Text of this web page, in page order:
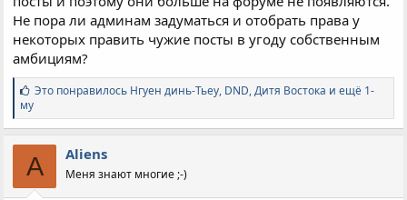
Не пора ли админам задуматься и отобрать права у
некоторых править чужие посты в угоду собственным
амбициям?
С
м
п
а
т
и
и
Это понравилось Нгуен динь-Тьеу, DND,Дитя Востока и ещё 1-
му
A Aliens
Меня знают многие ;-)